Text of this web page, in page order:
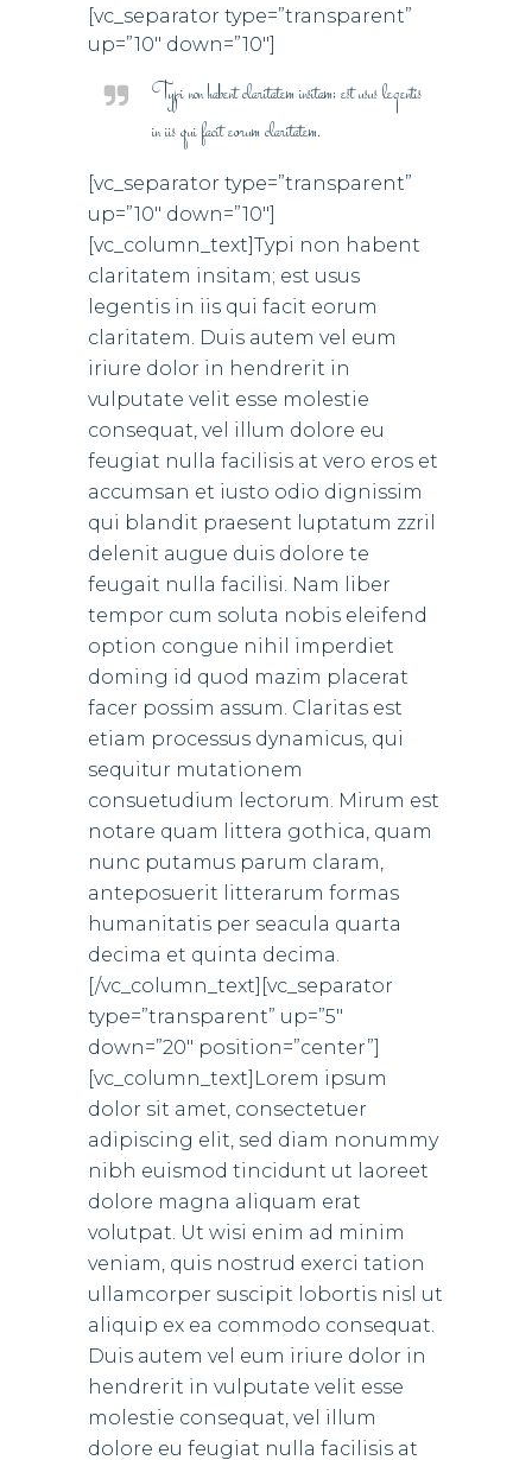
[vc_separator type=”transparent”
up=”10″ down=”10″]
Typi non habent claritatem insitam; est usus legentis
in iis qui facit eorum claritatem.
[vc_separator type=”transparent”
up=”10″ down=”10″]
[vc_column_text]Typi non habent
claritatem insitam; est usus
legentis in iis qui facit eorum
claritatem. Duis autem vel eum
iriure dolor in hendrerit in
vulputate velit esse molestie
consequat, vel illum dolore eu
feugiat nulla facilisis at vero eros et
accumsan et iusto odio dignissim
qui blandit praesent luptatum zzril
delenit augue duis dolore te
feugait nulla facilisi. Nam liber
tempor cum soluta nobis eleifend
option congue nihil imperdiet
doming id quod mazim placerat
facer possim assum. Claritas est
etiam processus dynamicus, qui
sequitur mutationem
consuetudium lectorum. Mirum est
notare quam littera gothica, quam
nunc putamus parum claram,
anteposuerit litterarum formas
humanitatis per seacula quarta
decima et quinta decima.
[/vc_column_text][vc_separator
type=”transparent” up=”5″
down=”20″ position=”center”]
[vc_column_text]Lorem ipsum
dolor sit amet, consectetuer
adipiscing elit, sed diam nonummy
nibh euismod tincidunt ut laoreet
dolore magna aliquam erat
volutpat. Ut wisi enim ad minim
veniam, quis nostrud exerci tation
ullamcorper suscipit lobortis nisl ut
aliquip ex ea commodo consequat.
Duis autem vel eum iriure dolor in
hendrerit in vulputate velit esse
molestie consequat, vel illum
dolore eu feugiat nulla facilisis at